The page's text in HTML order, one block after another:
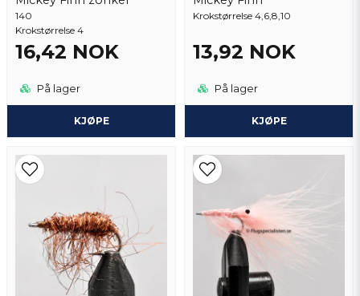
140
Krokstørrelse 4
16,42 NOK
På lager
KJØPE
Krokstørrelse 4,6,8,10
13,92 NOK
På lager
KJØPE
Send spørsmål